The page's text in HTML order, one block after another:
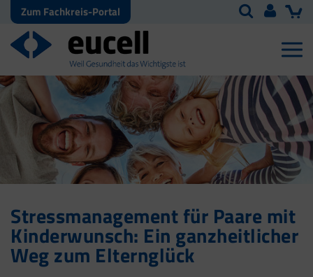
Zum Fachkreis-Portal
Stressmanagement für Paare mit
Kinderwunsch: Ein ganzheitlicher
Weg zum Elternglück